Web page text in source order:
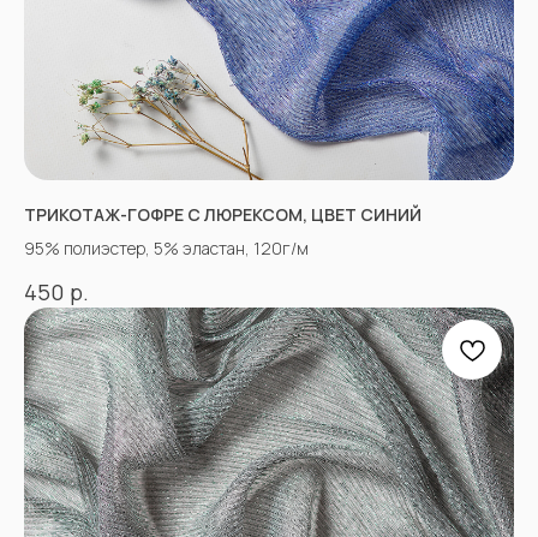
ТРИКОТАЖ-ГОФРЕ С ЛЮРЕКСОМ, ЦВЕТ СИНИЙ
95% полиэстер, 5% эластан, 120г/м
450 р.
КОНТАКТЫ
Г. Пятигорк, розничная точка на рынке
«Людмила», ул. Садовая 210, павильоны
34−37.
Оптово-розничные точки продаж:
АДРЕСА МАГАЗИНОВ